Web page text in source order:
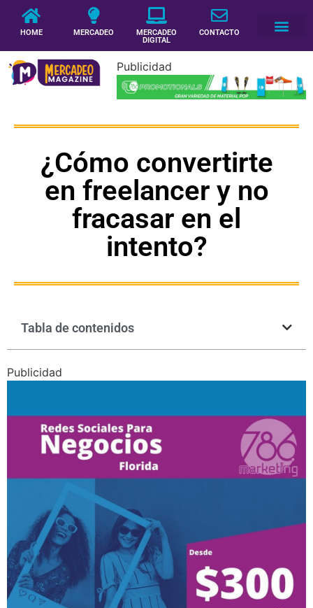
HOME MERCADEO
MERCADEO
DIGITAL
CONTACTO
Publicidad
¿Cómo convertirte
en freelancer y no
fracasar en el
intento?
Tabla de contenidos
Publicidad